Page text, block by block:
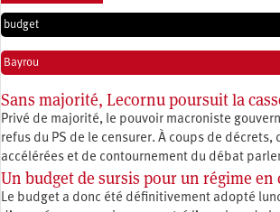
budget
Bayrou
Sans majorité, Lecornu poursuit la
Privé de majorité, le pouvoir macroniste
refus du PS de le censurer. À coups de décrets,
accélérées et de contournement du débat
Un budget de sursis pour un régime en
Le budget a donc été définitivement adopté